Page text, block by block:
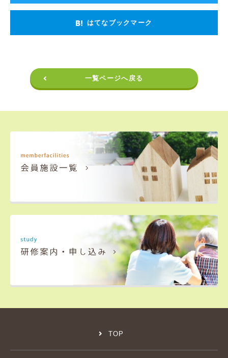
はてなブックマーク
一覧ページへ戻る
TOP